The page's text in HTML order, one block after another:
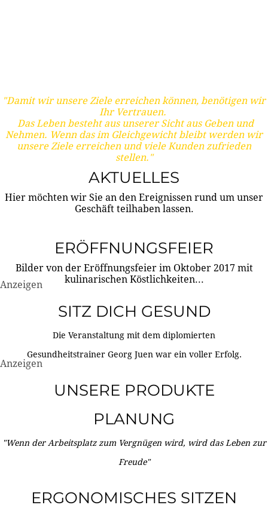
"Damit wir unsere Ziele erreichen können, benötigen wir
Ihr Vertrauen.
Das Leben besteht aus unserer Sicht aus Geben und
Nehmen. Wenn das im Gleichgewicht bleibt werden wir
unsere Ziele erreichen und viele Kunden zufrieden
stellen."
AKTUELLES
Hier möchten wir Sie an den Ereignissen rund um unser
Geschäft teilhaben lassen.
ERÖFFNUNGSFEIER
Bilder von der Eröffnungsfeier im Oktober 2017 mit
kulinarischen Köstlichkeiten...
Anzeigen
SITZ DICH GESUND
Die Veranstaltung mit dem diplomierten
Gesundheitstrainer Georg Juen war ein voller Erfolg.
Anzeigen
UNSERE PRODUKTE
PLANUNG
"Wenn der Arbeitsplatz zum Vergnügen wird, wird das Leben zur
Freude"
ERGONOMISCHES SITZEN